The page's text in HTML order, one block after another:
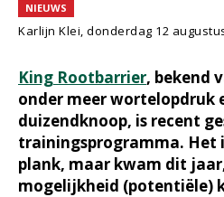
NIEUWS
Karlijn Klei, donderdag 12
King Rootbarrier, bekend
onder meer wortelopdruk
duizendknoop, is recent
trainingsprogramma. Het
plank, maar kwam dit
mogelijkheid (potentiële)